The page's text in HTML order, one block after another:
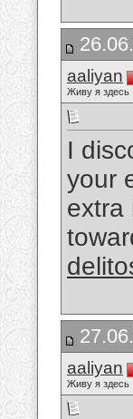
aaliyan
Живу я здесь
I
your
extra
aaliyan
Живу я здесь